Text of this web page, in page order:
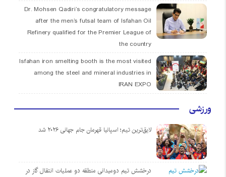
Dr. Mohsen Qadiri’s congratulatory message
after the men’s futsal team of Isfahan Oil
Refinery qualified for the Premier League of
the country
Isfahan iron smelting booth is the most visited
among the steel and mineral industries in
IRAN EXPO
ورزشی
لایق‌ترین تیم؛ اسپانیا قهرمان جام جهانی ۲۰۲۶ شد
درخشش تیم دومیدانی منطقه دو عملیات انتقال گاز در